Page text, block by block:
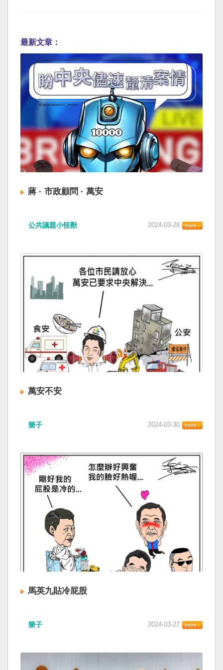
最新文章：
蔣 · 市政顧問 · 萬安
公共議題小怪獸 2024-03-28
萬安不安
樂子 2024-03-30
馬英九貼冷屁股
樂子 2024-03-27